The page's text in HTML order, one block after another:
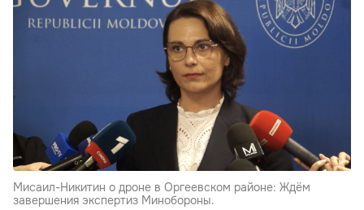
Мисаил-Никитин о дроне в Оргеевском районе: Ждём
завершения экспертиз Минобороны.